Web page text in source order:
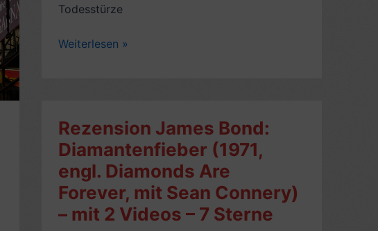
Todesstürze
Rezension
(1975,
mit
Amitabh
Bachchan,
Malini)
Weiterlesen »
Rezension James Bond:
Diamantenfieber (1971,
engl. Diamonds Are
Forever, mit Sean Connery)
– mit 2 Videos – 7 Sterne